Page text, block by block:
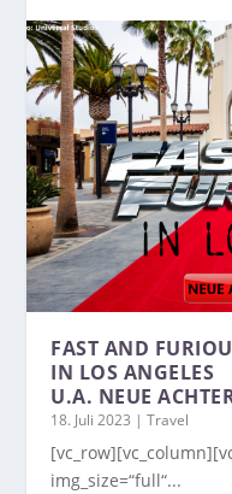
FAST AND
IN LOS ANGELES
U.A. NEUE
18. Juli 2023 |Travel
img_size=“full“...